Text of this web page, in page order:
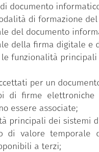
documento
di formazione
del documento
della firma digitale e
le funzionalità
per un
di firme
essere associate;
principali dei sistemi
di valore
a terzi;